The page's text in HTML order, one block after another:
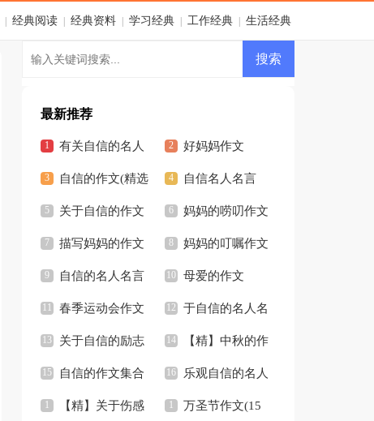
经典阅读 经典资料 学习经典 工作经典 生活经典
最新推荐
有关自信的名人
名言
好妈妈作文
自信的作文(精选
15篇)
自信名人名言
关于自信的作文 妈妈的唠叨作文
描写妈妈的作文 妈妈的叮嘱作文
自信的名人名言 母爱的作文
【热】
春季运动会作文
精选15篇
于自信的名人名
言
关于自信的励志
文章
【精】中秋的作
文
自信的作文集合
15篇
乐观自信的名人
名言
【精】关于伤感 万圣节作文(15